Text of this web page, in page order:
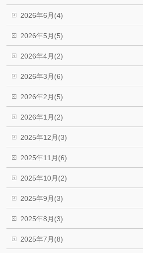
2026年6月(4)
2026年5月(5)
2026年4月(2)
2026年3月(6)
2026年2月(5)
2026年1月(2)
2025年12月(3)
2025年11月(6)
2025年10月(2)
2025年9月(3)
2025年8月(3)
2025年7月(8)